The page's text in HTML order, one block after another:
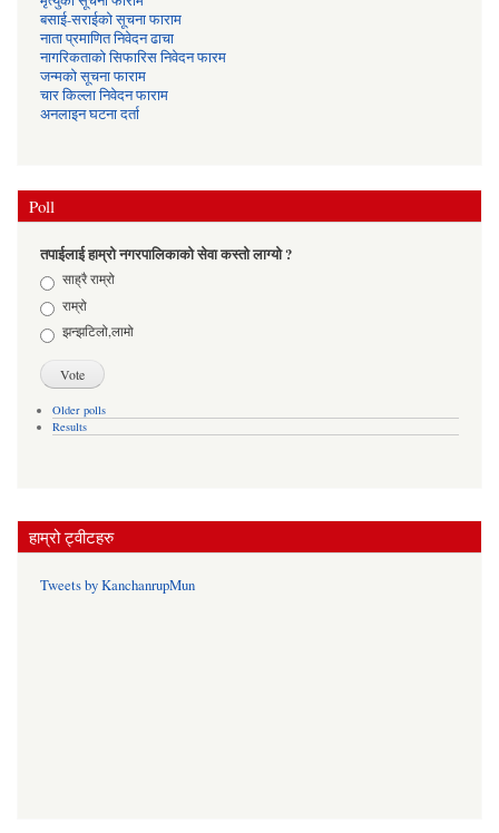
बसाई-सराईको सूचना फाराम
नाता प्रमाणित निवेदन ढाचा
नागरिकताको सिफारिस निवेदन फारम
जन्मको सूचना फाराम
चार किल्ला निवेदन फाराम
अनलाइन घटना दर्ता
Poll
तपाईलाई हाम्रो नगरपालिकाको सेवा कस्तो लाग्यो ?
Choicesसाह्रै राम्रो
राम्रो
झन्झटिलो,लामो
Older polls
Results
हाम्रो ट्वीटहरु
Tweets by KanchanrupMun